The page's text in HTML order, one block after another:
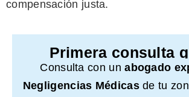
compensación justa.
Primera consulta
Consulta con unabogado
Negligencias Médicasde tu